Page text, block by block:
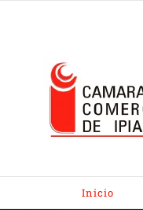
Inicio
En
Mes